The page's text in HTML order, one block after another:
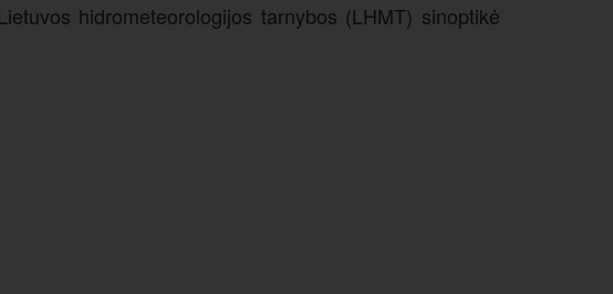
hidrometeorologijos tarnybos (LHMT) sinoptikė